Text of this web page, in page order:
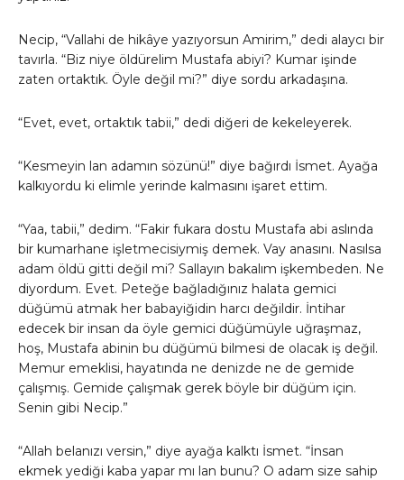
Necip, “Vallahi de hikâye yazıyorsun Amirim,” dedi alaycı bir
tavırla. “Biz niye öldürelim Mustafa abiyi? Kumar işinde
zaten ortaktık. Öyle değil mi?” diye sordu arkadaşına.
“Evet, evet, ortaktık tabii,” dedi diğeri de kekeleyerek.
“Kesmeyin lan adamın sözünü!” diye bağırdı İsmet. Ayağa
kalkıyordu ki elimle yerinde kalmasını işaret ettim.
“Yaa, tabii,” dedim. “Fakir fukara dostu Mustafa abi aslında
bir kumarhane işletmecisiymiş demek. Vay anasını. Nasılsa
adam öldü gitti değil mi? Sallayın bakalım işkembeden. Ne
diyordum. Evet. Peteğe bağladığınız halata gemici
düğümü atmak her babayiğidin harcı değildir. İntihar
edecek bir insan da öyle gemici düğümüyle uğraşmaz,
hoş, Mustafa abinin bu düğümü bilmesi de olacak iş değil.
Memur emeklisi, hayatında ne denizde ne de gemide
çalışmış. Gemide çalışmak gerek böyle bir düğüm için.
Senin gibi Necip.”
“Allah belanızı versin,” diye ayağa kalktı İsmet. “İnsan
ekmek yediği kaba yapar mı lan bunu? O adam size sahip